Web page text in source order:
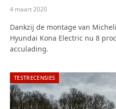
4 maart 2020
Dankzij de montage van
Hyundai Kona Electric nu 8
acculading.
TESTRECENSIES